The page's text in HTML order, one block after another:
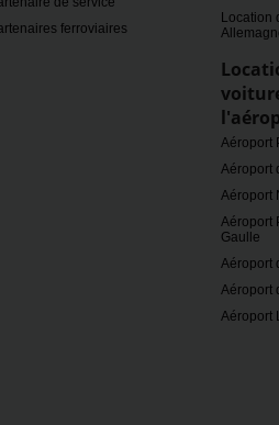
ferroviaires
Location
Aéroport
Aéroport
Aéroport
Aéroport
Gaulle
Aéroport
Aéroport
Aéroport